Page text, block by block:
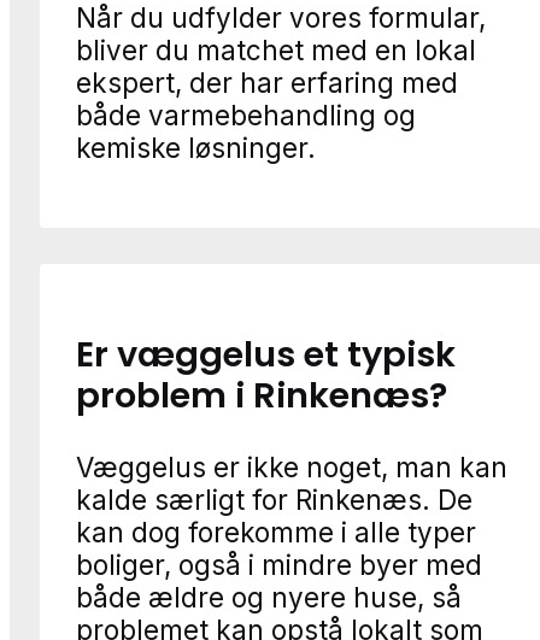
Når du udfylder vores formular,
bliver du matchet med en lokal
ekspert, der har erfaring med
både varmebehandling og
kemiske løsninger.
Er væggelus et typisk
problem i Rinkenæs?
Væggelus er ikke noget, man kan
kalde særligt for Rinkenæs. De
kan dog forekomme i alle typer
boliger, også i mindre byer med
både ældre og nyere huse, så
problemet kan opstå lokalt som